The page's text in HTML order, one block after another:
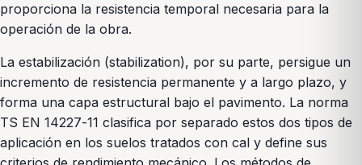
proporciona la resistencia temporal necesaria para la
operación de la obra.
La estabilización (stabilization), por su parte, persigue un
incremento de resistencia permanente y a largo plazo, y
forma una capa estructural bajo el pavimento. La norma
TS EN 14227-11 clasifica por separado estos dos tipos de
aplicación en los suelos tratados con cal y define sus